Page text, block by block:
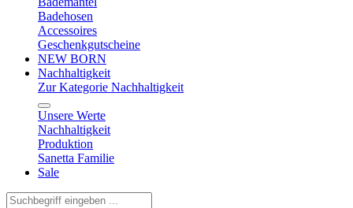
Badehosen
Accessoires
Geschenkgutscheine
NEW BORN
Nachhaltigkeit
Zur Kategorie Nachhaltigkeit
Unsere Werte
Nachhaltigkeit
Produktion
Sanetta Familie
Sale